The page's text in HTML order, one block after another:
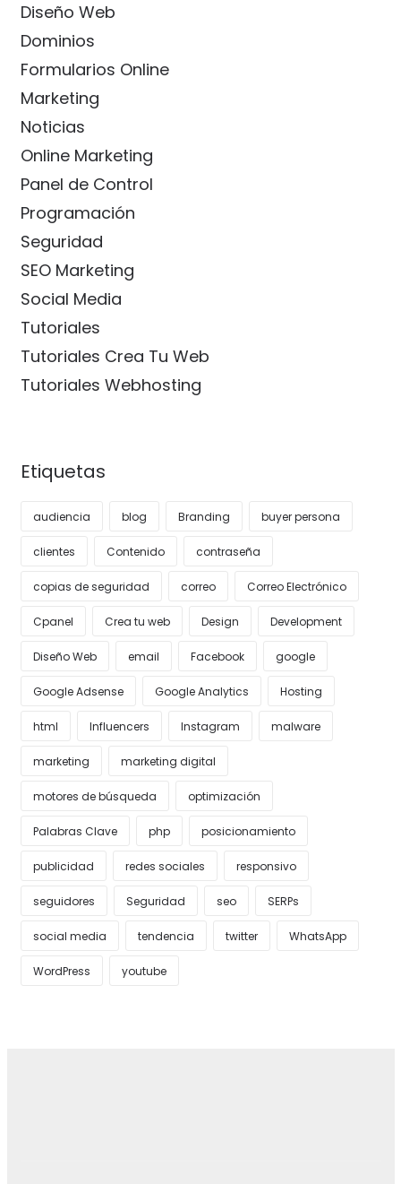
Diseño Web
Dominios
Formularios Online
Marketing
Noticias
Online Marketing
Panel de Control
Programación
Seguridad
SEO Marketing
Social Media
Tutoriales
Tutoriales Crea Tu Web
Tutoriales Webhosting
Etiquetas
audiencia blog Branding buyer persona
clientes Contenido contraseña
copias de seguridad correo Correo Electrónico
Cpanel Crea tu web Design Development
Diseño Web email Facebook google
Google Adsense Google Analytics Hosting
html Influencers Instagram malware
marketing marketing digital
motores de búsqueda optimización
Palabras Clave php posicionamiento
publicidad redes sociales responsivo
seguidores Seguridad seo SERPs
social media tendencia twitter WhatsApp
WordPress youtube